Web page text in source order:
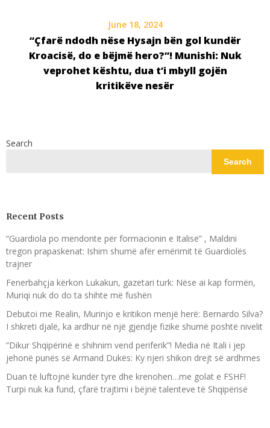
June 18, 2024
“Çfarë ndodh nëse Hysajn bën gol kundër
Kroacisë, do e bëjmë hero?”! Munishi: Nuk
veprohet kështu, dua t’i mbyll gojën
kritikëve nesër
Search
Search
Recent Posts
“Guardiola po mendonte për formacionin e Italisë” , Maldini
tregon prapaskenat: Ishim shumë afër emërimit të Guardiolës
trajner
Fenerbahçja kërkon Lukakun, gazetari turk: Nëse ai kap formën,
Muriqi nuk do do ta shihte më fushën
Debutoi me Realin, Murinjo e kritikon menjë herë: Bernardo Silva?
I shkreti djalë, ka ardhur në një gjendje fizike shumë poshtë nivelit
“Dikur Shqipërinë e shihnim vend periferik”! Media në Itali i jep
jehonë punës së Armand Dukës: Ky njeri shikon drejt së ardhmes
Duan të luftojnë kundër tyre dhe krenohen…me golat e FSHF!
Turpi nuk ka fund, çfarë trajtimi i bëjnë talenteve të Shqipërisë